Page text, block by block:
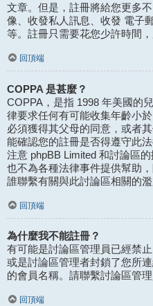
文章。但是，註冊將給您更多
像、收發私人訊息、收發 電子
等。註冊只需要花您少許時間，
回頂端
COPPA 是甚麼？
COPPA，是指 1998 年美國的
律要求任何有可能收集年齡小
必須獲得其父母的同意，或者
能確認您的註冊是否得遵守此
注意 phpBB Limited 和討論區
也不為各種法律事件提供幫助
誰聯繫有關與此討論區相關的
回頂端
為什麼我不能註冊？
有可能是討論區管理員已經禁
或是討論區管理者封鎖了您所
的會員名稱。請聯繫討論區管理
回頂端